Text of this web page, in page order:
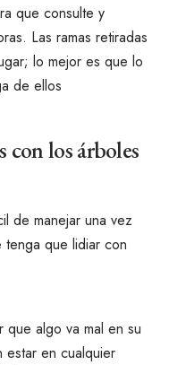
que consulte y
Las ramas retiradas
lo mejor es que lo
de ellos
con los árboles
de manejar una vez
que lidiar con
que algo va mal en su
en cualquier